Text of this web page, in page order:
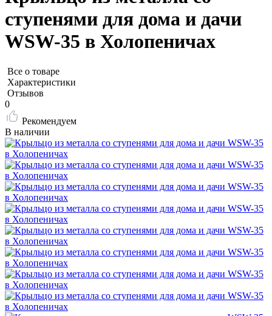
ступенями для дома и дачи
WSW-35 в Холопеничах
Все о товаре
Характеристики
Отзывов
0
Рекомендуем
В наличии